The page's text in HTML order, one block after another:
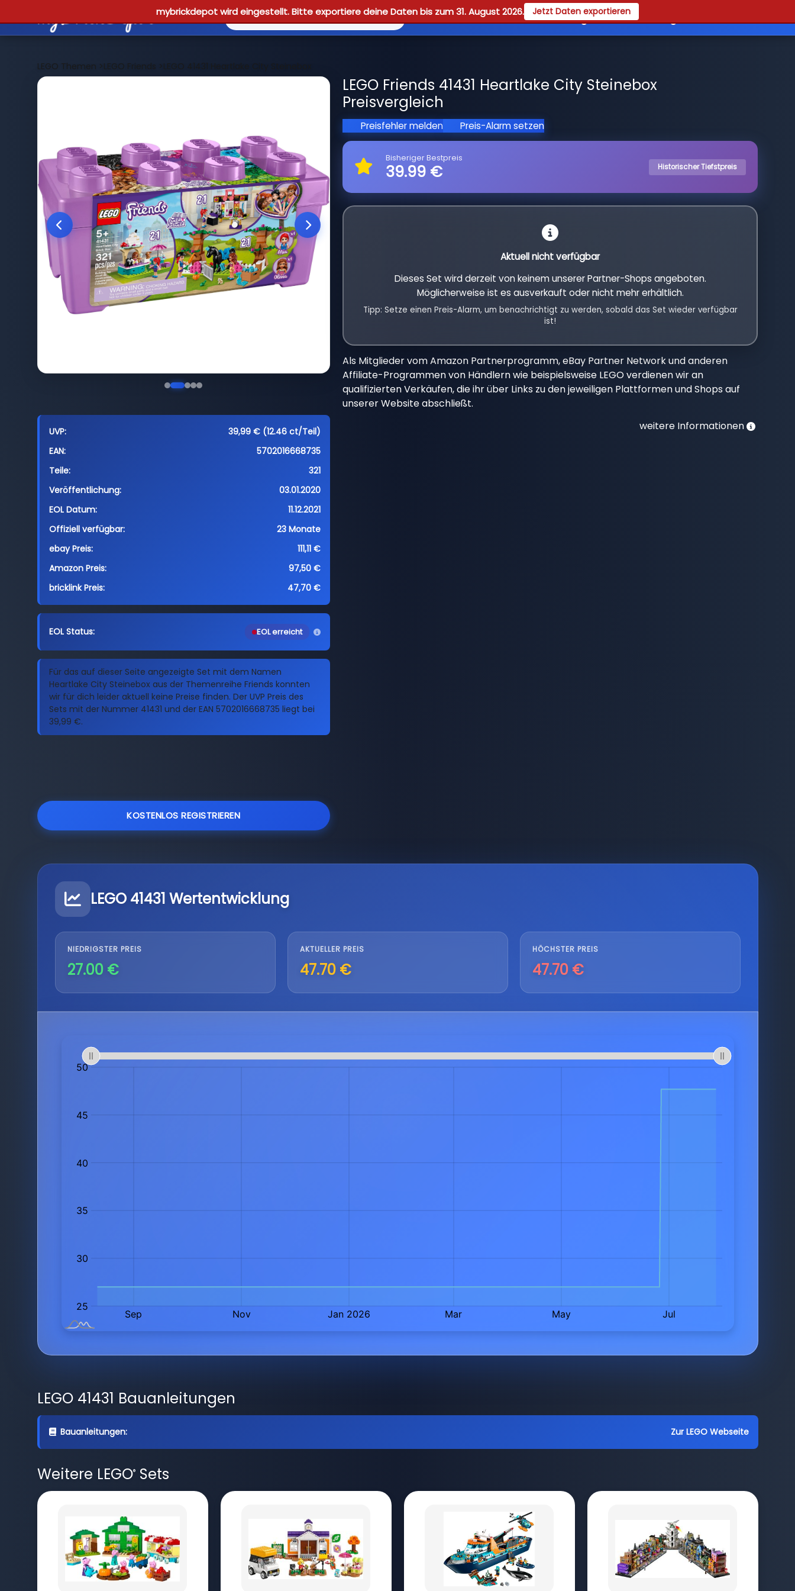
mybrickdepot wird eingestellt. Bitte exportiere deine Daten bis zum 31. August 2026. Jetzt Daten exportieren
Reviews Guides Registrieren
LEGO Themen >LEGO Friends >LEGO 41431 Heartlake City Steinebox
UVP:
39,99 € (12.46 ct/Teil)
EAN:
5702016668735
Teile:
321
Veröffentlichung:
03.01.2020
EOL Datum:
11.12.2021
Offiziell verfügbar:
23 Monate
ebay Preis:
111,11 €
Amazon Preis:
97,50 €
bricklink Preis:
47,70 €
EOL Status: EOL erreicht
Für das auf dieser Seite angezeigte Set mit dem Namen
Heartlake City Steinebox aus der Themenreihe Friends konnten
wir für dich leider aktuell keine Preise finden. Der UVP Preis des
Sets mit der Nummer 41431 und der EAN 5702016668735 liegt bei
39,99 €.
KOSTENLOS REGISTRIEREN
LEGO Friends 41431 Heartlake City Steinebox
Preisvergleich
Preisfehler melden Preis-Alarm setzen
Bisheriger Bestpreis
39.99 € Historischer Tiefstpreis
Aktuell nicht verfügbar
Dieses Set wird derzeit von keinem unserer Partner-Shops angeboten.
Möglicherweise ist es ausverkauft oder nicht mehr erhältlich.
Tipp: Setze einen Preis-Alarm, um benachrichtigt zu werden, sobald das Set wieder verfügbar
ist!
Als Mitglieder vom Amazon Partnerprogramm, eBay Partner Network und anderen
Affiliate-Programmen von Händlern wie beispielsweise LEGO verdienen wir an
qualifizierten Verkäufen, die ihr über Links zu den jeweiligen Plattformen und Shops auf
unserer Website abschließt.
weitere Informationen
LEGO 41431 Wertentwicklung
NIEDRIGSTER PREIS
27.00 €
AKTUELLER PREIS
47.70 €
HÖCHSTER PREIS
47.70 €
LEGO 41431 Bauanleitungen
Bauanleitungen: Zur LEGO Webseite
Weitere LEGO®Sets